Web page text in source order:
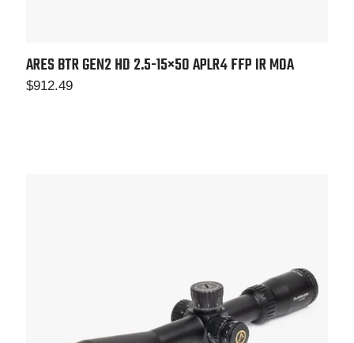
ARES BTR GEN2 HD 2.5-15×50APLR4 FFP IR MOA
$912.49